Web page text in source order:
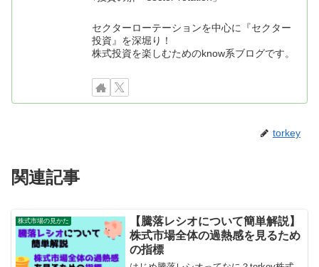
セクターローテーションを中心に『セクター
投資』を深堀り！
株式投資を楽しむためのknow系ブログです。
torkey
関連記事
株式市場の見かた
【騰落レシオについて簡単解説】
株式市場全体の過熱感を見るため
の指標